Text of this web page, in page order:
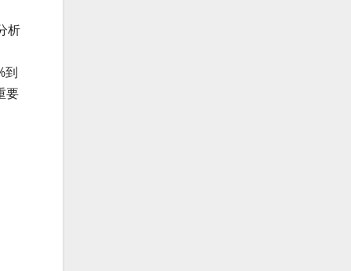
析
到
要